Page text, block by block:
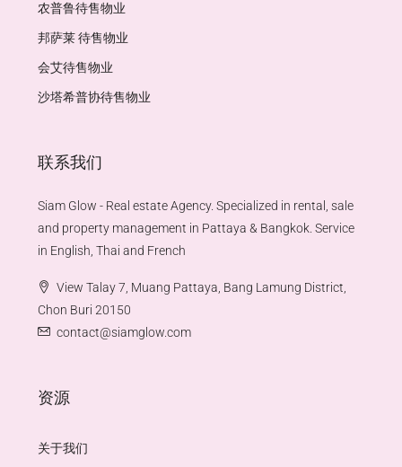
农普鲁待售物业
邦萨莱 待售物业
会艾待售物业
沙塔希普协待售物业
联系我们
Siam Glow - Real estate Agency. Specialized in rental, sale
and property management in Pattaya & Bangkok. Service
in English, Thai and French
View Talay 7, Muang Pattaya, Bang Lamung District,
Chon Buri 20150
contact@siamglow.com
资源
关于我们